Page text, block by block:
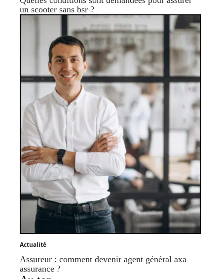
un scooter sans bsr ?
Actualité
Assureur : comment devenir agent général axa
assurance ?